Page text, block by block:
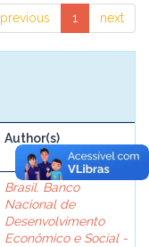
previous 1 next
Author(s)
Brasil. Banco
Nacional de
Desenvolvimento
Econômico e Social -